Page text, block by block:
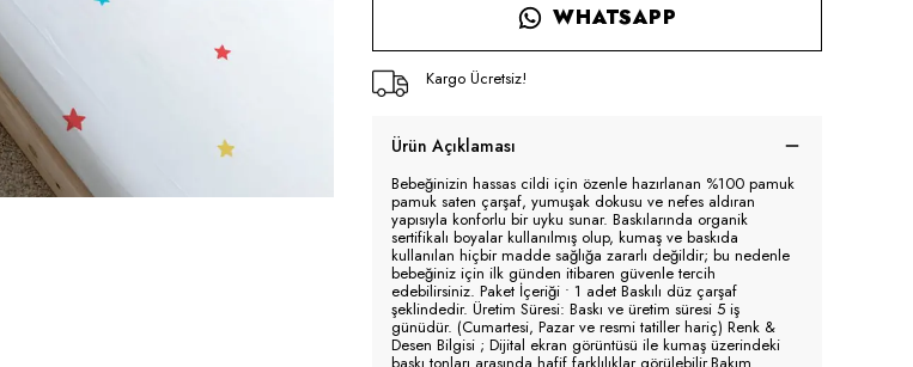
WHATSAPP
Kargo Ücretsiz!
Ürün Açıklaması
Bebeğinizin hassas cildi için özenle hazırlanan %100 pamuk
pamuk saten çarşaf, yumuşak dokusu ve nefes aldıran
yapısıyla konforlu bir uyku sunar. Baskılarında organik
sertifikalı boyalar kullanılmış olup, kumaş ve baskıda
kullanılan hiçbir madde sağlığa zararlı değildir; bu nedenle
bebeğiniz için ilk günden itibaren güvenle tercih
edebilirsiniz. Paket İçeriği • 1 adet Baskılı düz çarşaf
şeklindedir. Üretim Süresi: Baskı ve üretim süresi 5 iş
günüdür. (Cumartesi, Pazar ve resmi tatiller hariç) Renk &
Desen Bilgisi ; Dijital ekran görüntüsü ile kumaş üzerindeki
baskı tonları arasında hafif farklılıklar görülebilir.Bakım